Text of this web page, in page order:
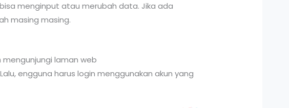
menginput atau merubah data. Jika ada
masing masing.
mengunjungi laman web
engguna harus login menggunakan akun yang